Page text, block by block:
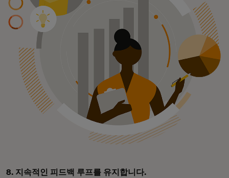
8. 지속적인 피드백 루프를 유지합니다.